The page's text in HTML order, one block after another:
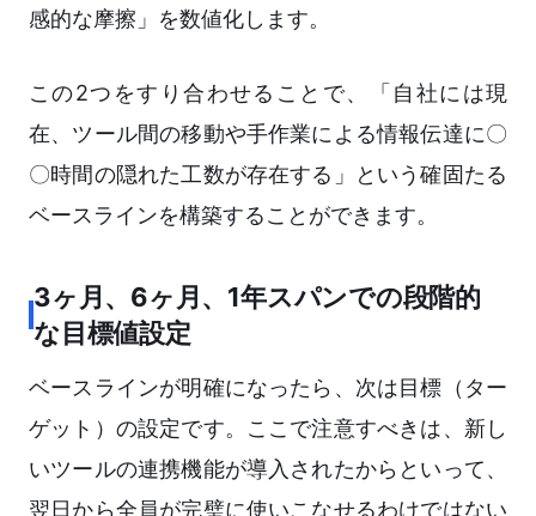
感的な摩擦」を数値化します。
この2つをすり合わせることで、「自社には現
在、ツール間の移動や手作業による情報伝達に〇
〇時間の隠れた工数が存在する」という確固たる
ベースラインを構築することができます。
3ヶ月、6ヶ月、1年スパンでの段階的
な目標値設定
ベースラインが明確になったら、次は目標（ター
ゲット）の設定です。ここで注意すべきは、新し
いツールの連携機能が導入されたからといって、
翌日から全員が完璧に使いこなせるわけではない